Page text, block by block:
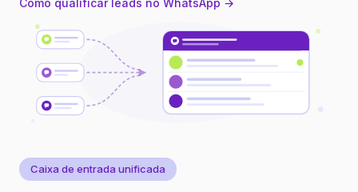
Como qualificar leads no WhatsApp →
Caixa de entrada unificada